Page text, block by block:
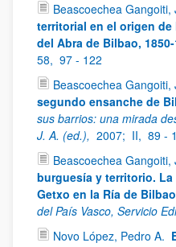
Beascoechea Gangoiti,
territorial en el origen
del Abra de Bilbao,
58, 97 - 122
Beascoechea Gangoiti,
segundo ensanche de
sus barrios: una mirada
J. A. (ed.), 2007; II, 89 -
Beascoechea Gangoiti,
burguesía y territorio.
Getxo en la Ría de
del País Vasco, Servicio
Novo López, Pedro A.